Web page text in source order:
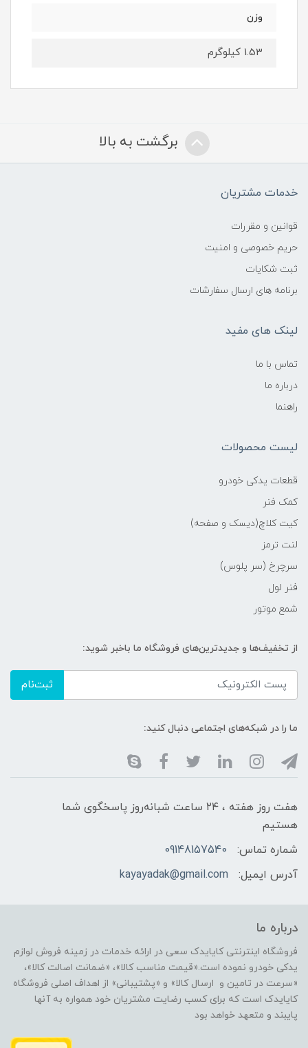
وزن
1.53 کیلوگرم
برگشت به بالا
خدمات مشتریان
قوانین و مقررات
حریم خصوصی و امنیت
ثبت شکایات
برنامه های ارسال سفارشات
لینک های مفید
تماس با ما
درباره ما
راهنما
لیست محصولات
قطعات یدکی خودرو
کمک فنر
کیت کلاچ(دیسک و صفحه)
لنت ترمز
سرچرخ (سر پلوس)
فنر لول
شمع موتور
از تخفیف‌ها و جدیدترین‌های فروشگاه ما باخبر شوید:
ثبت‌نام
ما را در شبکه‌های اجتماعی دنبال کنید:
هفت روز هفته ، ۲۴ ساعت شبانه‌روز پاسخگوی شما
هستیم
شماره تماس:
09148157540
آدرس ایمیل:
kayayadak@gmail.com
درباره ما
فروشگاه اینترنتی کایایدک سعی در ارائه خدمات در زمینه فروش لوازم
یدکی خودرو نموده است.«قیمت مناسب کالا»، «ضمانت اصالت کالا»،
«سرعت در تامین و ارسال کالا» و «پشتیبانی» از اهداف اصلی فروشگاه
کایایدک است که برای کسب رضایت مشتریان خود همواره به آنها
پایبند و متعهد خواهد بود